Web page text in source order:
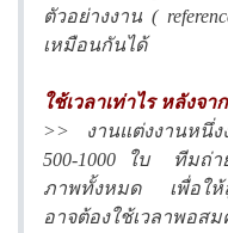
ตัวอย่างงาน (
เหมือนกันได้
ใช้เวลาเท่าไร หลังจ
>> งานแต่งงานหนึ่ง
500-1000 ใบ ทีมถ่า
ภาพทั้งหมด เพื่อให้
อาจต้องใช้เวลาพ